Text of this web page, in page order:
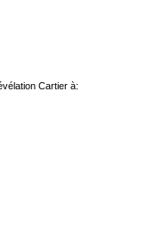
Cartier à: